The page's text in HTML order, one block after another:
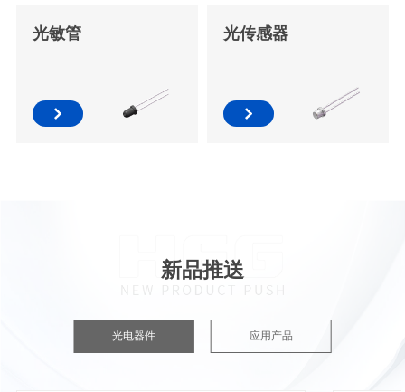
光敏管 光传感器
新品推送
光电器件 应用产品